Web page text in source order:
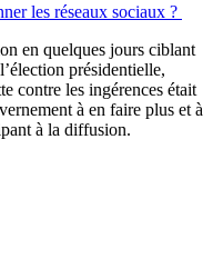
les réseaux sociaux ?
en quelques jours ciblant
présidentielle,
contre les ingérences était
à en faire plus et à
à la diffusion.